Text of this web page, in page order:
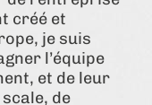
créé et
je suis
l’équipe
et de leur
de